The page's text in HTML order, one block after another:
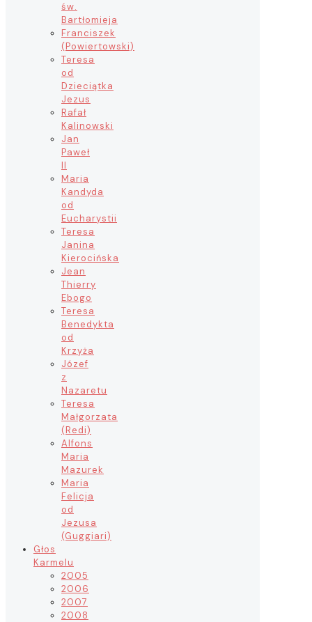
św.
Bartłomieja
Franciszek
(Powiertowski)
Teresa
od
Dzieciątka
Jezus
Rafał
Kalinowski
Jan
Paweł
II
Maria
Kandyda
od
Eucharystii
Teresa
Janina
Kierocińska
Jean
Thierry
Ebogo
Teresa
Benedykta
od
Krzyża
Józef
z
Nazaretu
Teresa
Małgorzata
(Redi)
Alfons
Maria
Mazurek
Maria
Felicja
od
Jezusa
(Guggiari)
Głos
Karmelu
2005
2006
2007
2008